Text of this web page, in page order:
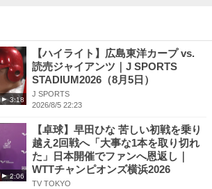
3:18
【ハイライト】広島東洋カープ vs.
読売ジャイアンツ｜J SPORTS
STADIUM2026（8月5日）
J SPORTS
2026/8/5 22:23
2:06
【卓球】早田ひな 苦しい初戦を乗り
越え2回戦へ「大事な1本を取り切れ
た」日本開催でファンへ恩返し｜
WTTチャンピオンズ横浜2026
TV TOKYO